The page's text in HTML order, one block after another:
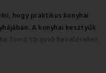
hogy praktikus konyhai
A konyhai kesztyűk
forró tárgyak kezelésekor,
ami azt jelenti,